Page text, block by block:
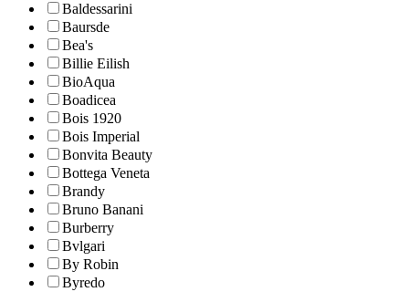
Baldessarini
Baursde
Bea's
Billie Eilish
BioAqua
Boadicea
Bois 1920
Bois Imperial
Bonvita Beauty
Bottega Veneta
Brandy
Bruno Banani
Burberry
Bvlgari
By Robin
Byredo